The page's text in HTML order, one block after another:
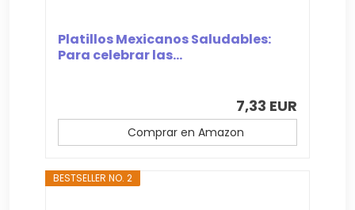
Platillos Mexicanos Saludables:
Para celebrar las...
7,33 EUR
Comprar en Amazon
BESTSELLER NO. 2